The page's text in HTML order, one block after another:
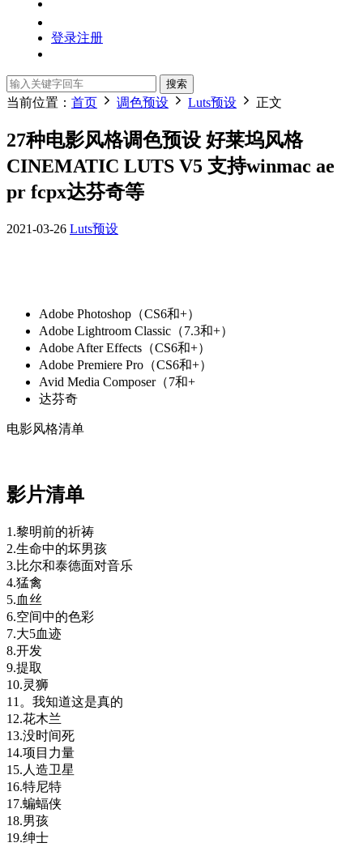
登录注册
搜索
当前位置： 首页 调色预设 Luts预设 正文
27种电影风格调色预设 好莱坞风格
CINEMATIC LUTS V5 支持winmac ae
pr fcpx达芬奇等
2021-03-26 Luts预设
Adobe Photoshop（CS6和+）
Adobe Lightroom Classic（7.3和+）
Adobe After Effects（CS6和+）
Adobe Premiere Pro（CS6和+）
Avid Media Composer（7和+
达芬奇
电影风格清单
影片清单
1.黎明前的祈祷
2.生命中的坏男孩
3.比尔和泰德面对音乐
4.猛禽
5.血丝
6.空间中的色彩
7.大5血迹
8.开发
9.提取
10.灵狮
11。我知道这是真的
12.花木兰
13.没时间死
14.项目力量
15.人造卫星
16.特尼特
17.蝙蝠侠
18.男孩
19.绅士